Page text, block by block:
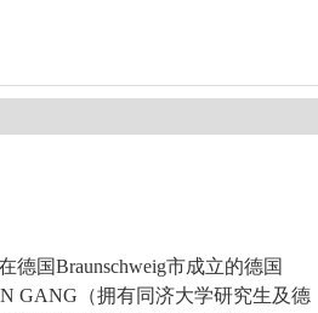
德国Braunschweig市成立的德国
GANG（拥有同济大学研究生及德